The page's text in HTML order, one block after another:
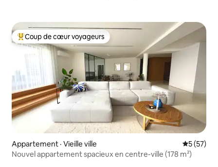
Coup de cœur voyageurs parmi les plus aimés
Coup de cœur voyageurs
Appartement · Vieille ville Note
5 (57)
Nouvel appartement spacieux en centre-ville (178 m²)